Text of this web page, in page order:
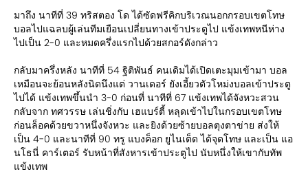
มาถึง นาทีที่ 39 ทริสตอง โด ได้ซัดฟรีคิกบริเวณนอกกรอบเขตโทษ
บอลไปแฉลบผู้เล่นทีมเยือนเปลี่ยนทางเข้าประตูไป แข้งเทพหนีห่าง
ไปเป็น 2-0 และหมดครึ่งแรกไปด้วยสกอร์ดังกล่าว
กลับมาครึ่งหลัง นาทีที่ 54 ฐิติพันธ์ คนเดิมได้เปิดเตะมุมเข้ามา บอล
เหมือนจะย้อนหลังนิดนึงแต่ วานเดอร์ ยังเอี้ยวตัวโหม่งบอลเข้าประตู
ไปได้ แข้งเทพขึ้นนำ 3-0 ก่อนที่ นาทีที่ 67 แข้งเทพได้จังหวะสวน
กลับจาก ทศวรรษ เล่นชิ่งกับ เฮแบร์ตี้ หลุดเข้าไปในกรอบเขตโทษ
ก่อนล็อคด้วยขวาหนึ่งจังหวะ และยิงด้วยซ้ายบอลตุงตาข่าย ส่งให้
เป็น 4-0 และนาทีที่ 90 ทรู แบงค็อก ยูไนเต็ด ได้จุดโทษ และเป็น แอ
นโธนี่ คาร์เตอร์ รับหน้าที่สังหารเข้าประตูไป นับหนึ่งให้เขากับทัพ
แข้งเทพ